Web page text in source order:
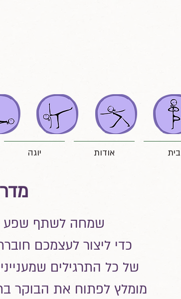
בית אודות יוגה
שמחה לשתף שפע
כדי ליצור לעצמכם
של כל התרגילים
מומלץ לפתוח את הבוקר